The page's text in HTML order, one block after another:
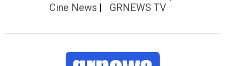
Cine News
GRNEWS TV